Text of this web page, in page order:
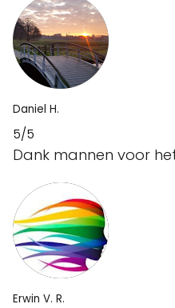
Daniel H.
5/5
Dank mannen voor
Erwin V. R.